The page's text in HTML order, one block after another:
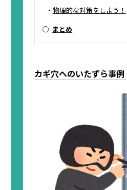
・ 物理的な対策をしよう！
○ まとめ
カギ穴へのいたずら事例